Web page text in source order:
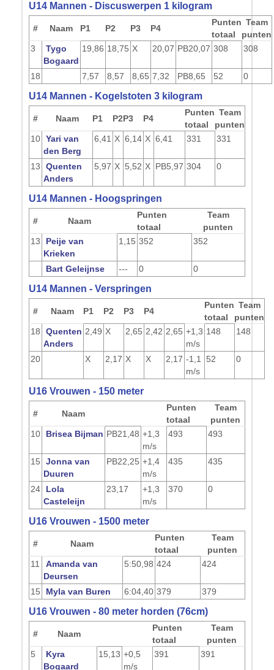
U14 Mannen - Discuswerpen 1 kilogram
# Naam P1 P2 P3 P4
Punten
totaal
Team
punten
3
Tygo
Bogaard
19,86 18,75 X 20,07 PB20,07 308 308
18 7,57 8,57 8,65 7,32 PB8,65 52 0
U14 Mannen - Kogelstoten 3 kilogram
# Naam P1 P2P3 P4
Punten
totaal
Team
punten
10 Yari van
den Berg
6,41 X 6,14 X 6,41 331 331
13
Quenten
Anders
5,97 X 5,52 X PB5,97 304 0
U14 Mannen - Hoogspringen
# Naam
Punten
totaal
Team
punten
13
Peije van
Krieken
1,15 352 352
Bart Geleijnse --- 0 0
U14 Mannen - Verspringen
# Naam P1 P2 P3 P4
Punten
totaal
Team
punten
18
Quenten
Anders
2,49 X 2,65 2,42 2,65 +1,3
m/s
148 148
20 X 2,17 X X 2,17 -1,1
m/s
52 0
U16 Vrouwen - 150 meter
# Naam
Punten
totaal
Team
punten
10
Brisea Bijman PB21,48 +1,3
m/s
493 493
15
Jonna van
Duuren
PB22,25 +1,4
m/s
435 435
24
Lola
Casteleijn
23,17
+1,3
m/s
370 0
U16 Vrouwen - 1500 meter
# Naam
Punten
totaal
Team
punten
11
Amanda van
Deursen
5:50,98 424 424
15 Myla van Buren 6:04,40 379 379
U16 Vrouwen - 80 meter horden (76cm)
# Naam
Punten
totaal
Team
punten
5
Kyra
Bogaard
15,13 +0,5
m/s
391 391